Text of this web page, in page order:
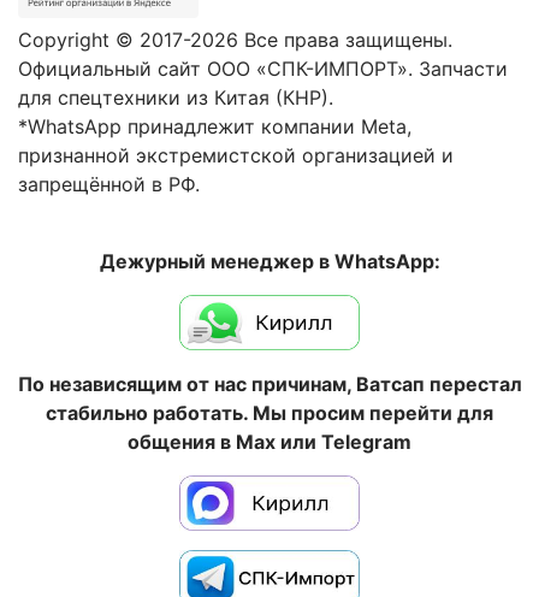
Copyright © 2017-2026 Все права защищены.
Официальный сайт ООО «СПК-ИМПОРТ». Запчасти
для спецтехники из Китая (КНР).
*WhatsApp принадлежит компании Meta,
признанной экстремистской организацией и
запрещённой в РФ.
Дежурный менеджер в WhatsApp:
По независящим от нас причинам, Ватсап перестал
стабильно работать. Мы просим перейти для
общения в Max или Telegram